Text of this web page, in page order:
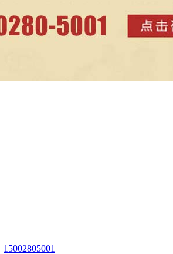
15002805001